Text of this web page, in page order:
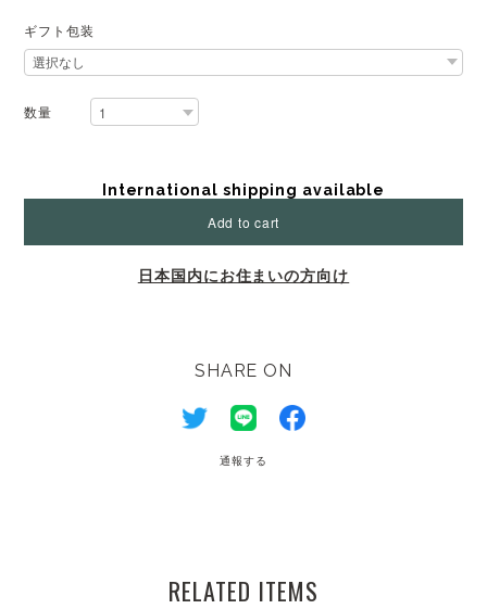
ギフト包装
数量
International shipping available
Add to cart
日本国内にお住まいの方向け
SHARE ON
通報する
RELATED ITEMS